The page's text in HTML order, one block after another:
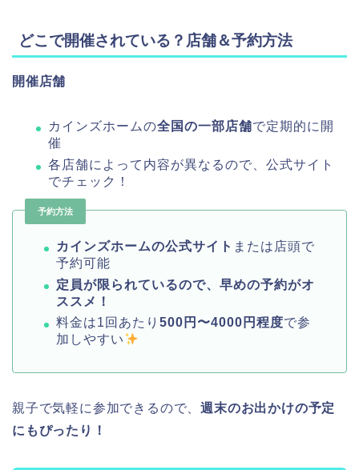
どこで開催されている？店舗＆予約方法
開催店舗
カインズホームの全国の一部店舗で定期的に開
催
各店舗によって内容が異なるので、公式サイト
でチェック！
予約方法
カインズホームの公式サイト または店頭で
予約可能
定員が限られているので、早めの予約がオ
ススメ！
料金は1回あたり 500円〜4000円程度で参
加しやすい
親子で気軽に参加できるので、週末のお出かけの予定
にもぴったり！